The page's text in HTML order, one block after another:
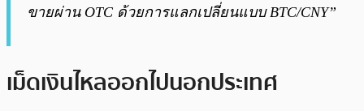
ขายผ่าน OTC ด้วยการแลกเปลี่ยนแบบ BTC/CNY”
เม็ดเงินไหลออกไปนอกประเทศ